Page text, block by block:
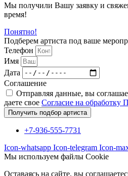
Мы получили Вашу заявку и
время!
Понятно!
Подберем артиста под ваше
Телефон
Имя
Дата
Соглашение
Отправляя данные, вы
даете свое Согласие на обработку
Получить подбор артиста
+7-936-555-7731
Icon-whatsapp Icon-telegram Icon-
Мы используем файлы Cookie
Оставаясь на сайте, вы